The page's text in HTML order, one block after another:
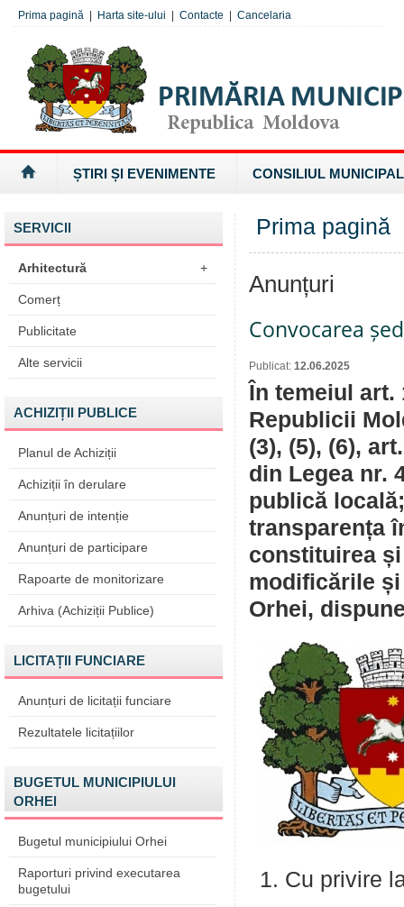
Prima pagină Harta site-ului Contacte Cancelaria
ȘTIRI ȘI EVENIMENTE CONSILIUL MUNICIPAL
SERVICII
Arhitectură +
Comerț
Publicitate
Alte servicii
ACHIZIȚII PUBLICE
Planul de Achiziții
Achiziții în derulare
Anunțuri de intenție
Anunțuri de participare
Rapoarte de monitorizare
Arhiva (Achiziții Publice)
LICITAȚII FUNCIARE
Anunțuri de licitații funciare
Rezultatele licitațiilor
BUGETUL MUNICIPIULUI
ORHEI
Bugetul municipiului Orhei
Raporturi privind executarea
bugetului
Prima pagină
Anunțuri
Convocarea
Publicat: 12.06.2025
În temeiul art.
Republicii
(3), (5), (6),
din Legea nr.
publică
transparența
constituirea
modificările
Orhei,
Cu privire